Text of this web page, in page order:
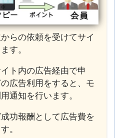
らの依頼を受けてサイ
す。
ト内の広告経由で申
広告利用をすると、モ
通知を行います。
功報酬として広告費を
。